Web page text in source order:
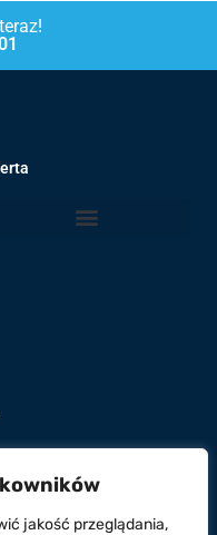
jakość przeglądania,